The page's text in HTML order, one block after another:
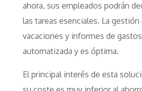
ahora, sus empleados podrán
las tareas esenciales. La gestión
vacaciones y informes de
automatizada y es óptima.
El principal interés de esta